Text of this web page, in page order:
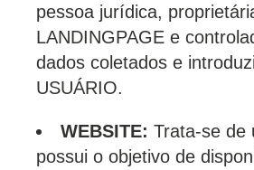
pessoa jurídica,
LANDINGPAGE e
dados coletados e
USUÁRIO.
WEBSITE: Trata-se de
possui o objetivo de